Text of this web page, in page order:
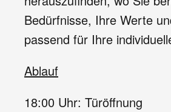
Bedürfnisse, Ihre Werte
passend für Ihre
Ablauf
18:00 Uhr: Türöffnung